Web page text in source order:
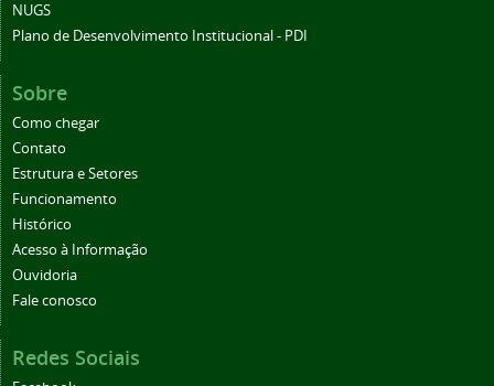
NUGS
Plano de Desenvolvimento Institucional - PDI
Sobre
Como chegar
Contato
Estrutura e Setores
Funcionamento
Histórico
Acesso à Informação
Ouvidoria
Fale conosco
Redes Sociais